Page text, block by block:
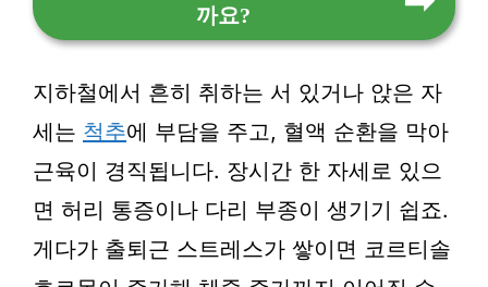
까요?
지하철에서 흔히 취하는 서 있거나 앉은 자
세는 척추에 부담을 주고, 혈액 순환을 막아
근육이 경직됩니다. 장시간 한 자세로 있으
면 허리 통증이나 다리 부종이 생기기 쉽죠.
게다가 출퇴근 스트레스가 쌓이면 코르티솔